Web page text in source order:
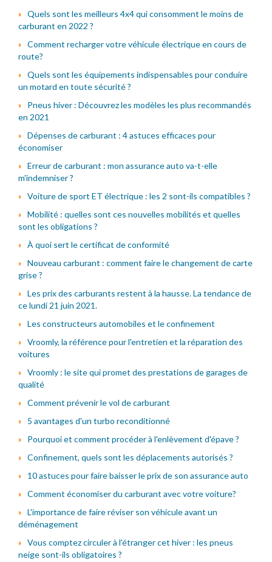
Quels sont les meilleurs 4x4 qui consomment le moins de
carburant en 2022 ?
Comment recharger votre véhicule électrique en cours de
route?
Quels sont les équipements indispensables pour conduire
un motard en toute sécurité ?
Pneus hiver : Découvrez les modèles les plus recommandés
en 2021
Dépenses de carburant : 4 astuces efficaces pour
économiser
Erreur de carburant : mon assurance auto va-t-elle
m'indemniser ?
Voiture de sport ET électrique : les 2 sont-ils compatibles ?
Mobilité : quelles sont ces nouvelles mobilités et quelles
sont les obligations ?
À quoi sert le certificat de conformité
Nouveau carburant : comment faire le changement de carte
grise ?
Les prix des carburants restent à la hausse. La tendance de
ce lundi 21 juin 2021.
Les constructeurs automobiles et le confinement
Vroomly, la référence pour l'entretien et la réparation des
voitures
Vroomly : le site qui promet des prestations de garages de
qualité
Comment prévenir le vol de carburant
5 avantages d'un turbo reconditionné
Pourquoi et comment procéder à l'enlèvement d'épave ?
Confinement, quels sont les déplacements autorisés ?
10 astuces pour faire baisser le prix de son assurance auto
Comment économiser du carburant avec votre voiture?
L'importance de faire réviser son véhicule avant un
déménagement
Vous comptez circuler à l'étranger cet hiver : les pneus
neige sont-ils obligatoires ?